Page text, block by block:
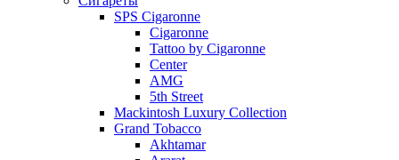
SPS Cigaronne
Сigaronne
Tattoo by Cigaronne
Center
AMG
5th Street
Mackintosh Luxury Collection
Grand Tobacco
Akhtamar